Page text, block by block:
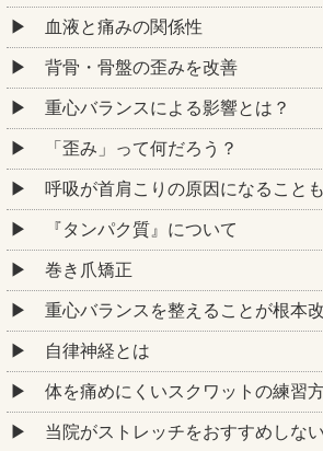
血液と痛みの関係性
背骨・骨盤の歪みを改善
重心バランスによる影響とは？
「歪み」って何だろう？
呼吸が首肩こりの原因になることも
『タンパク質』について
巻き爪矯正
重心バランスを整えることが根本
自律神経とは
体を痛めにくいスクワットの練習
当院がストレッチをおすすめしな